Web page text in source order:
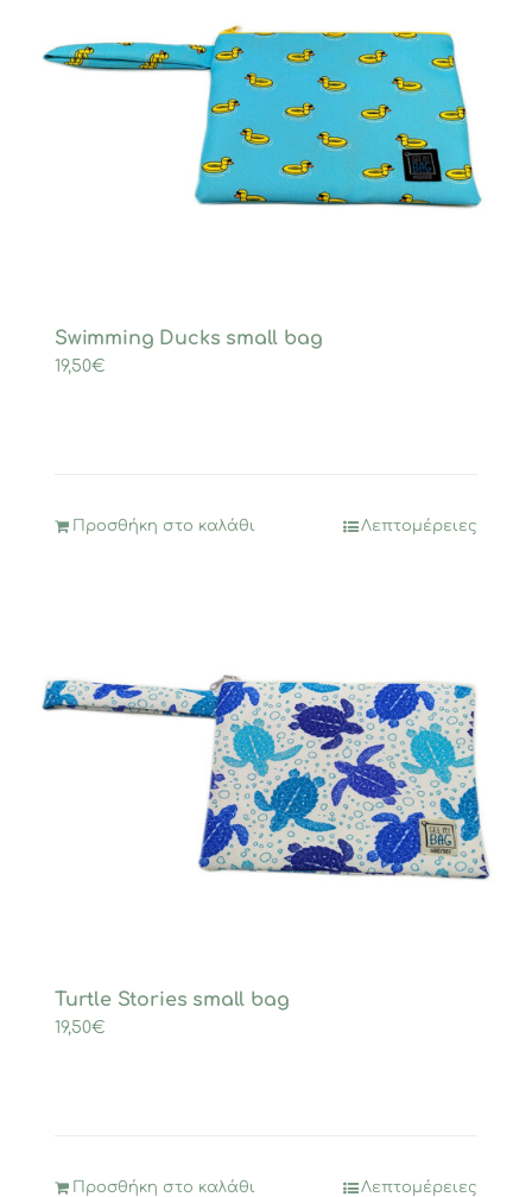
Swimming Ducks small bag
19,50€
Προσθήκη στο καλάθι Λεπτομέρειες
Turtle Stories small bag
19,50€
Προσθήκη στο καλάθι Λεπτομέρειες